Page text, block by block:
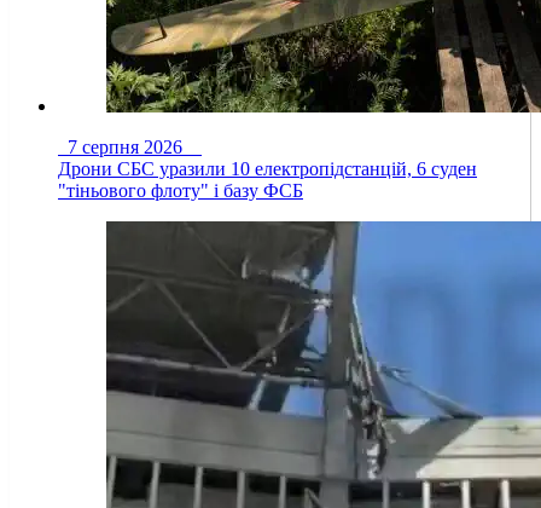
7 серпня 2026
Дрони СБС уразили 10 електропідстанцій, 6 суден
"тіньового флоту" і базу ФСБ